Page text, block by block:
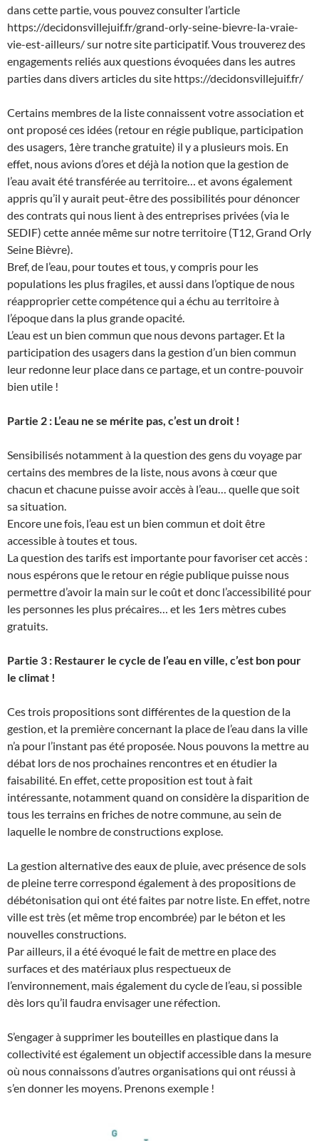
dans cette partie, vous pouvez consulter l’article
https://decidonsvillejuif.fr/grand-orly-seine-bievre-la-vraie-
vie-est-ailleurs/ sur notre site participatif. Vous trouverez des
engagements reliés aux questions évoquées dans les autres
parties dans divers articles du site https://decidonsvillejuif.fr/
Certains membres de la liste connaissent votre association et
ont proposé ces idées (retour en régie publique, participation
des usagers, 1ère tranche gratuite) il y a plusieurs mois. En
effet, nous avions d’ores et déjà la notion que la gestion de
l’eau avait été transférée au territoire… et avons également
appris qu’il y aurait peut-être des possibilités pour dénoncer
des contrats qui nous lient à des entreprises privées (via le
SEDIF) cette année même sur notre territoire (T12, Grand Orly
Seine Bièvre).
Bref, de l’eau, pour toutes et tous, y compris pour les
populations les plus fragiles, et aussi dans l’optique de nous
réapproprier cette compétence qui a échu au territoire à
l’époque dans la plus grande opacité.
L’eau est un bien commun que nous devons partager. Et la
participation des usagers dans la gestion d’un bien commun
leur redonne leur place dans ce partage, et un contre-pouvoir
bien utile !
Partie 2 : L’eau ne se mérite pas, c’est un droit !
Sensibilisés notamment à la question des gens du voyage par
certains des membres de la liste, nous avons à cœur que
chacun et chacune puisse avoir accès à l’eau… quelle que soit
sa situation.
Encore une fois, l’eau est un bien commun et doit être
accessible à toutes et tous.
La question des tarifs est importante pour favoriser cet accès :
nous espérons que le retour en régie publique puisse nous
permettre d’avoir la main sur le coût et donc l’accessibilité pour
les personnes les plus précaires… et les 1ers mètres cubes
gratuits.
Partie 3 : Restaurer le cycle de l’eau en ville, c’est bon pour
le climat !
Ces trois propositions sont différentes de la question de la
gestion, et la première concernant la place de l’eau dans la ville
n’a pour l’instant pas été proposée. Nous pouvons la mettre au
débat lors de nos prochaines rencontres et en étudier la
faisabilité. En effet, cette proposition est tout à fait
intéressante, notamment quand on considère la disparition de
tous les terrains en friches de notre commune, au sein de
laquelle le nombre de constructions explose.
La gestion alternative des eaux de pluie, avec présence de sols
de pleine terre correspond également à des propositions de
débétonisation qui ont été faites par notre liste. En effet, notre
ville est très (et même trop encombrée) par le béton et les
nouvelles constructions.
Par ailleurs, il a été évoqué le fait de mettre en place des
surfaces et des matériaux plus respectueux de
l’environnement, mais également du cycle de l’eau, si possible
dès lors qu’il faudra envisager une réfection.
S’engager à supprimer les bouteilles en plastique dans la
collectivité est également un objectif accessible dans la mesure
où nous connaissons d’autres organisations qui ont réussi à
s’en donner les moyens. Prenons exemple !